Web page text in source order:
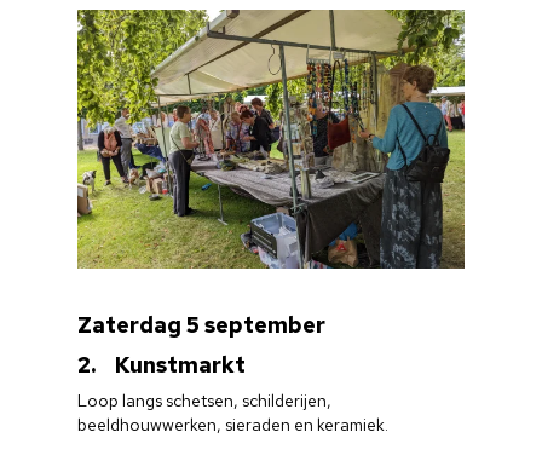
Zaterdag 5 september
2. Kunstmarkt
Loop langs schetsen, schilderijen,
beeldhouwwerken, sieraden en keramiek.